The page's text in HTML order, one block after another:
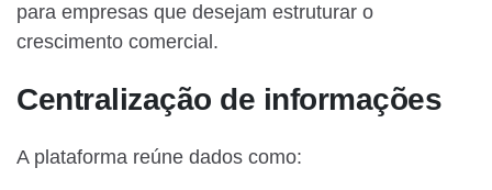
para empresas que desejam estruturar o
crescimento comercial.
Centralização de informações
A plataforma reúne dados como: